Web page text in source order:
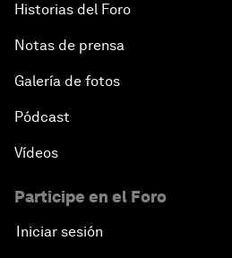
Historias del Foro
Notas de prensa
Galería de fotos
Pódcast
Vídeos
Participe en el Foro
Iniciar sesión